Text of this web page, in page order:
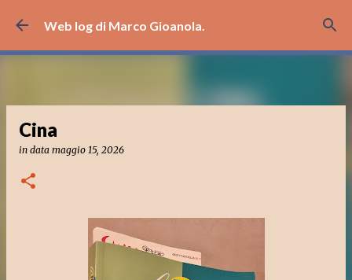
Passa ai contenuti principali
Web log di Marco Gioanola.
Cina
in data maggio 15, 2026